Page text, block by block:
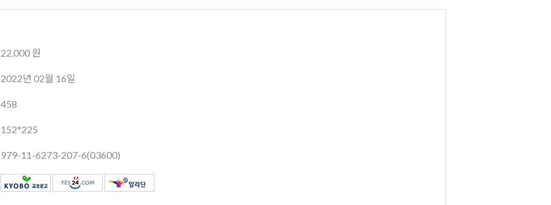
22,000 원
2022년 02월 16일
458
152*225
979-11-6273-207-6(03600)